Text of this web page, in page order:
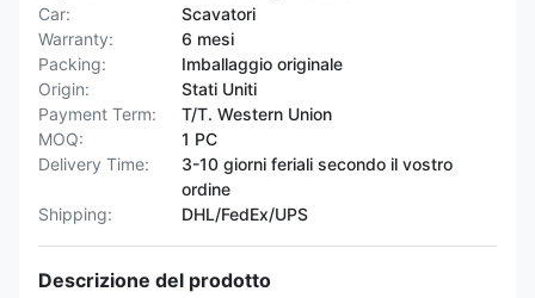
Car:
Scavatori
Warranty:
6 mesi
Packing:
Imballaggio originale
Origin:
Stati Uniti
Payment Term:
T/T. Western Union
MOQ:
1 PC
Delivery Time:
3-10 giorni feriali secondo il vostro
ordine
Shipping:
DHL/FedEx/UPS
Descrizione del prodotto